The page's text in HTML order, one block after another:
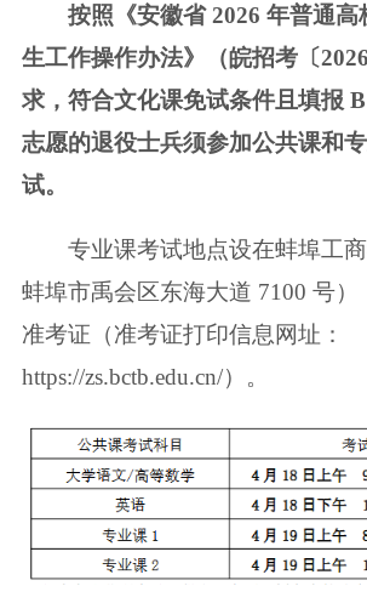
按照《安徽省 2026 年普通
生工作操作办法》（皖招考〔2026
求，符合文化课免试条件且填报
志愿的退役士兵须参加公共课和
试。
专业课考试地点设在蚌埠工
蚌埠市禹会区东海大道 7100 号）
准考证（准考证打印信息网址：
https://zs.bctb.edu.cn/）。